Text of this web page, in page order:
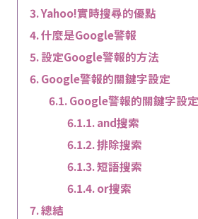
Yahoo!實時搜尋的優點
什麼是Google警報
設定Google警報的方法
Google警報的關鍵字設定
Google警報的關鍵字設
and搜索
排除搜索
短語搜索
or搜索
總結